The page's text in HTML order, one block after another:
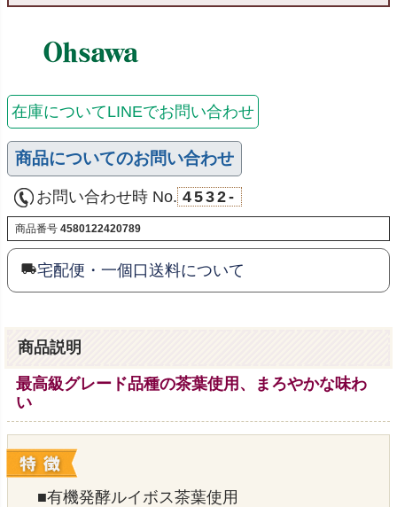
在庫についてLINEでお問い合わせ
商品についてのお問い合わせ
お問い合わせ時 No. 4532-
商品番号 4580122420789
宅配便・一個口送料について
商品説明
最高級グレード品種の茶葉使用、まろやかな味わ
い
■有機発酵ルイボス茶葉使用